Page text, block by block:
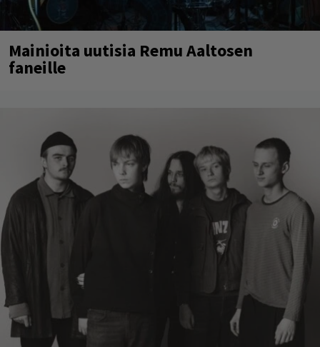
Mainioita uutisia Remu Aaltosen
faneille